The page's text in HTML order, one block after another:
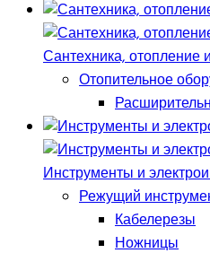
Сантехника, отопление
Отопительное
Инструменты и
Режущий
Кабелерезы
Ножницы